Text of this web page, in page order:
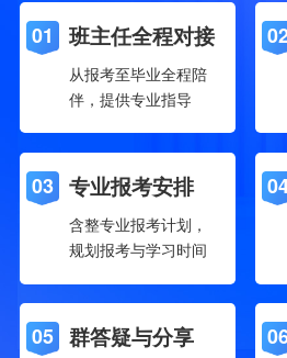
01 班主任全程对接
从报考至毕业全程陪
伴，提供专业指导
03 专业报考安排
含整专业报考计划，
规划报考与学习时间
05 群答疑与分享